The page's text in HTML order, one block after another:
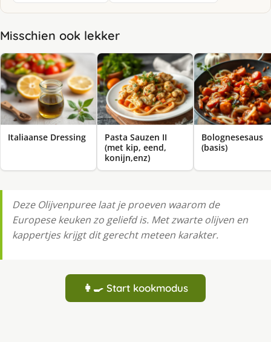
Misschien ook lekker
Italiaanse Dressing
Pasta Sauzen II
(met kip, eend,
konijn,enz)
Bolognesesaus
(basis)
Deze Olijvenpuree laat je proeven waarom de
Europese keuken zo geliefd is. Met zwarte olijven en
kappertjes krijgt dit gerecht meteen karakter.
👩‍🍳 Start kookmodus